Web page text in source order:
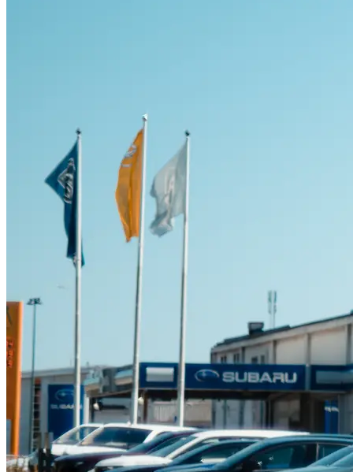
Suzuki
Tillbehör & reservdelar